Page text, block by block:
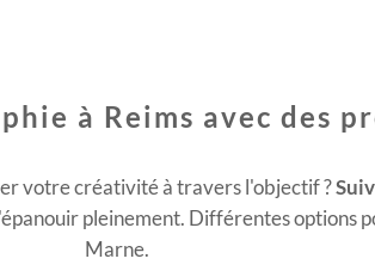
à Reims avec des
votre créativité à travers l'objectif ?
pleinement. Différentes options
Marne.